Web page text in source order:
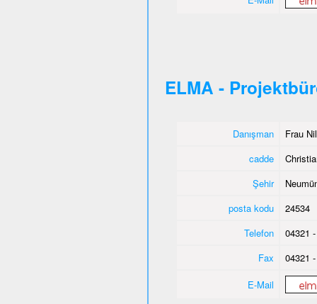
ELMA -
Danışman
Frau
cadde
Şehir
posta kodu
24534
Telefon
04321
Fax
04321
E-Mail